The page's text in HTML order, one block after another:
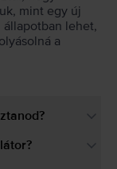
mint egy új
lehet,
a